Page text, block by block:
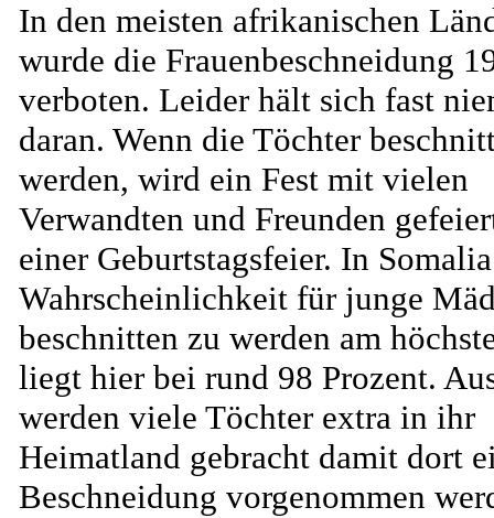
In den meisten afrikanischen
wurde die Frauenbeschneidung
verboten. Leider hält sich fast
daran. Wenn die Töchter
werden, wird ein Fest mit vielen
Verwandten und Freunden
einer Geburtstagsfeier. In
Wahrscheinlichkeit für junge
beschnitten zu werden am
liegt hier bei rund 98 Prozent.
werden viele Töchter extra in ihr
Heimatland gebracht damit dort
Beschneidung vorgenommen